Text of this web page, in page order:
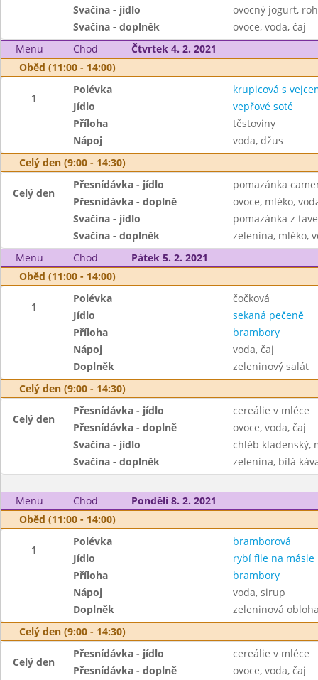
Svačina - jídlo
ovocný jogurt,
Svačina - doplněk
ovoce, voda, čaj
Menu
Chod
Čtvrtek 4. 2. 2021
Oběd (11:00 - 14:00)
1
Polévka
krupicová s
Jídlo
vepřové soté
Příloha
těstoviny
Nápoj
voda, džus
Celý den (9:00 - 14:30)
Celý den
Přesnídávka - jídlo
pomazánka
Přesnídávka - doplně
ovoce, mléko,
Svačina - jídlo
pomazánka z
Svačina - doplněk
zelenina, mléko,
Menu
Chod
Pátek 5. 2. 2021
Oběd (11:00 - 14:00)
1
Polévka
čočková
Jídlo
sekaná pečeně
Příloha
brambory
Nápoj
voda, čaj
Doplněk
zeleninový salát
Celý den (9:00 - 14:30)
Celý den
Přesnídávka - jídlo
cereálie v mléce
Přesnídávka - doplně
ovoce, voda, čaj
Svačina - jídlo
chléb kladenský,
Svačina - doplněk
zelenina, bílá
Menu Chod
Pondělí 8. 2. 2021
Oběd (11:00 - 14:00)
1
Polévka
bramborová
Jídlo
rybí file na másle
Příloha
brambory
Nápoj
voda, sirup
Doplněk
zeleninová
Celý den (9:00 - 14:30)
Celý den
Přesnídávka - jídlo
cereálie v mléce
Přesnídávka - doplně
ovoce, voda, čaj